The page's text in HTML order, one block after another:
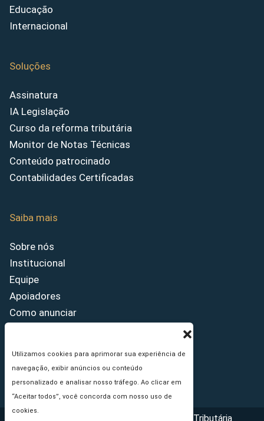
Utilizamos cookies para aprimorar sua experiência de
navegação, exibir anúncios ou conteúdo
personalizado e analisar nosso tráfego. Ao clicar em
“Aceitar todos”, você concorda com nosso uso de
cookies.
Educação
Internacional
Soluções
Assinatura
IA Legislação
Curso da reforma tributária
Monitor de Notas Técnicas
Conteúdo patrocinado
Contabilidades Certificadas
Saiba mais
Sobre nós
Institucional
Equipe
Apoiadores
Como anunciar
Princípios Editoriais
Copyright © 2026 - Portal da Reforma Tributária